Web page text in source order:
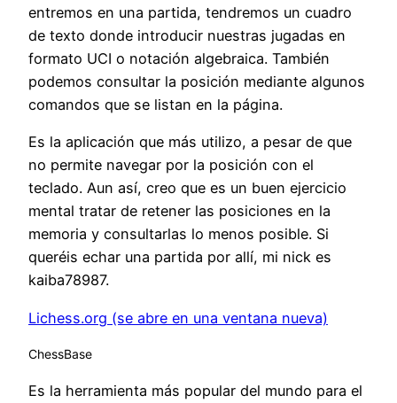
entremos en una partida, tendremos un cuadro
de texto donde introducir nuestras jugadas en
formato UCI o notación algebraica. También
podemos consultar la posición mediante algunos
comandos que se listan en la página.
Es la aplicación que más utilizo, a pesar de que
no permite navegar por la posición con el
teclado. Aun así, creo que es un buen ejercicio
mental tratar de retener las posiciones en la
memoria y consultarlas lo menos posible. Si
queréis echar una partida por allí, mi nick es
kaiba78987.
Lichess.org (se abre en una ventana nueva)
ChessBase
Es la herramienta más popular del mundo para el